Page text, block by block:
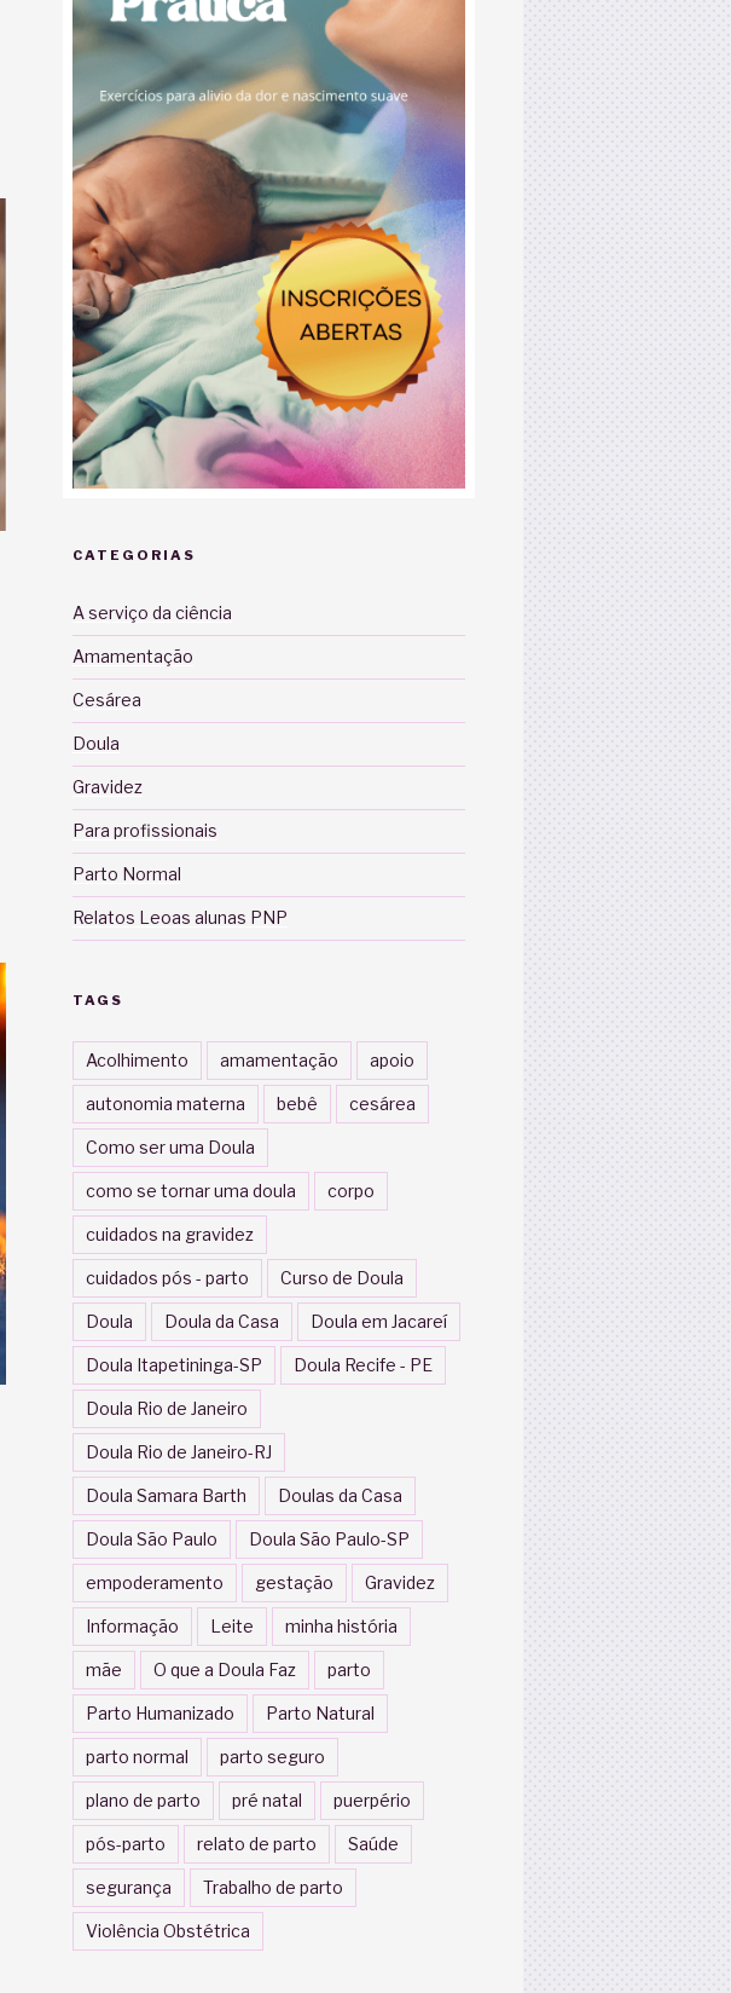
CATEGORIAS
A serviço da ciência
Amamentação
Cesárea
Doula
Gravidez
Para profissionais
Parto Normal
Relatos Leoas alunas PNP
TAGS
Acolhimento amamentação apoio
autonomia materna bebê cesárea
Como ser uma Doula
como se tornar uma doula corpo
cuidados na gravidez
cuidados pós - parto Curso de Doula
Doula Doula da Casa Doula em Jacareí
Doula Itapetininga-SP Doula Recife - PE
Doula Rio de Janeiro
Doula Rio de Janeiro-RJ
Doula Samara Barth Doulas da Casa
Doula São Paulo Doula São Paulo-SP
empoderamento gestação Gravidez
Informação Leite minha história
mãe O que a Doula Faz parto
Parto Humanizado Parto Natural
parto normal parto seguro
plano de parto pré natal puerpério
pós-parto relato de parto Saúde
segurança Trabalho de parto
Violência Obstétrica